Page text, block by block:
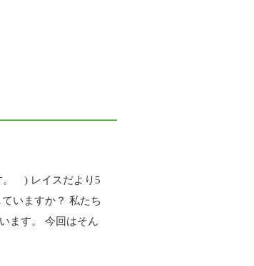
。 ) レイスだより5
いますか？ 私たち
ます。 今回はそん